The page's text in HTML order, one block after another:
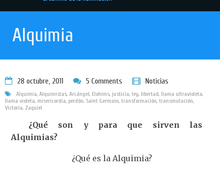
Alquimia
28 octubre, 2011 5 Comments Noticias
Alquimia, Alquimistas, Arcángel, Elohims, justicia, ley, libertad, llama ultravioleta,
llama violeta, misericordia, perdón, Saint Germain, transformación, transmutación,
Victoria, Zaquiel
¿Qué son y para que sirven las
Alquimias?
¿Qué es la Alquimia?